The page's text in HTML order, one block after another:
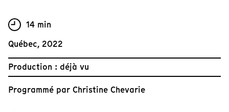
14 min
Québec, 2022
Production : déjà vu
Programmé par Christine Chevarie